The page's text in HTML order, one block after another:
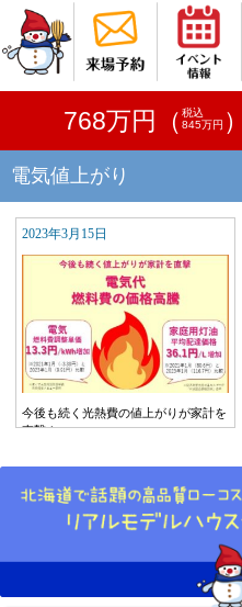
768万円（ 税込
845万円
電気値上がり
2023年3月15日
今後も続く光熱費の値上がりが家計を
直撃！…